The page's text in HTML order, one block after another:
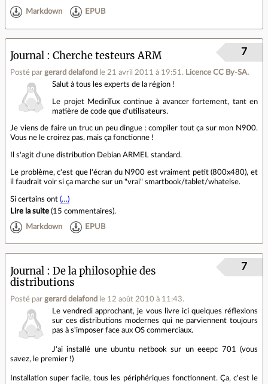
Markdown EPUB
Journal Cherche testeurs ARM
Posté par gerard delafond le 21 avril 2011 à 19:51 . Licence CC By‑SA.
7
Salut à tous les experts de la région !
Le projet MedinTux continue à avancer fortement, tant en
matière de code que d'utilisateurs.
Je viens de faire un truc un peu dingue : compiler tout ça sur mon N900.
Vous ne le croirez pas, mais ça fonctionne !
Il s'agit d'une distribution Debian ARMEL standard.
Le problème, c'est que l'écran du N900 est vraiment petit (800x480), et
il faudrait voir si ça marche sur un "vrai" smartbook/tablet/whatelse.
Si certains ont (…)
Lire la suite (15 commentaires).
Markdown EPUB
Journal
De la philosophie des
distributions
Posté par gerard delafond le 12 août 2010 à 11:43.
7
Le vendredi approchant, je vous livre ici quelques réflexions
sur ces distributions modernes qui ne parviennent toujours
pas à s'imposer face aux OS commerciaux.
J'ai installé une ubuntu netbook sur un eeepc 701 (vous
savez, le premier !)
Installation super facile, tous les périphériques fonctionnent. Ça, c'est le